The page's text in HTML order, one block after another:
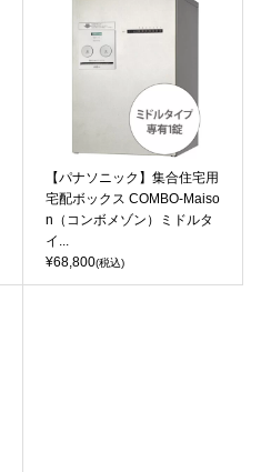
【パナソニック】集合住宅用
宅配ボックス COMBO-Maiso
n（コンボメゾン）ミドルタ
イ...
¥68,800(税込)